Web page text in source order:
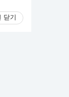
닫기